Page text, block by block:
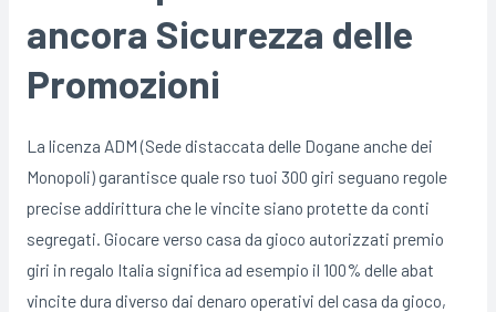
ancora Sicurezza delle
Promozioni
La licenza ADM (Sede distaccata delle Dogane anche dei
Monopoli) garantisce quale rso tuoi 300 giri seguano regole
precise addirittura che le vincite siano protette da conti
segregati. Giocare verso casa da gioco autorizzati premio
giri in regalo Italia significa ad esempio il 100% delle abat
vincite dura diverso dai denaro operativi del casa da gioco,